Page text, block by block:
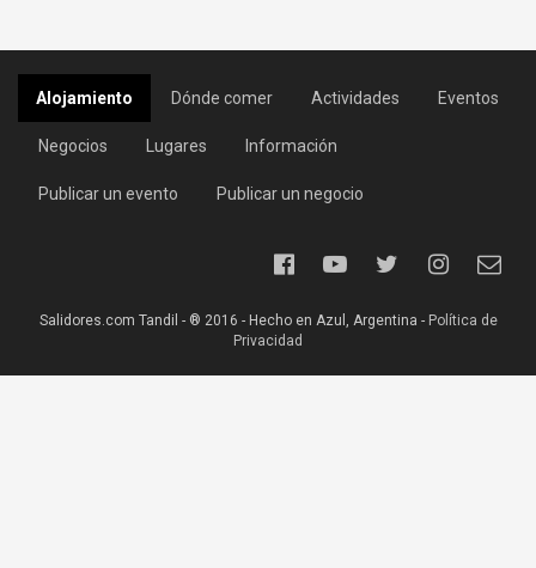
Alojamiento Dónde comer Actividades Eventos
Negocios Lugares Información
Publicar un evento Publicar un negocio
Salidores.com Tandil - ® 2016 - Hecho en Azul, Argentina - Política de
Privacidad